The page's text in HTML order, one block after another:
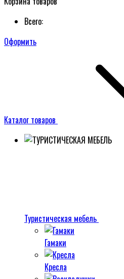
Всего:
Оформить
Каталог товаров
Туристическая мебель
Гамаки
Кресла